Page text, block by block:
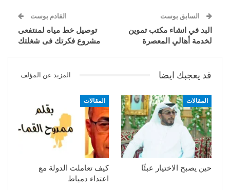
السابق بوست
البد في انشاء مكتب تموين
لخدمة أهالي المعصرة
القادم بوست
توصيل خط مياه لمنتفعى
مشروع فكرتك فى شغلتك
قد يعجبك ايضا المزيد عن المؤلف
المقالات
حين يصبح الاختيار عبئًا
المقالات
كيف تعاملت الدولة مع
اعتداء دمياط